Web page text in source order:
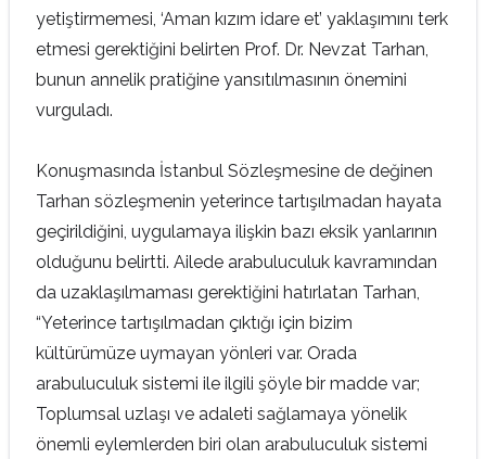
yetiştirmemesi, ‘Aman kızım idare et’ yaklaşımını terk
etmesi gerektiğini belirten Prof. Dr. Nevzat Tarhan,
bunun annelik pratiğine yansıtılmasının önemini
vurguladı.
Konuşmasında İstanbul Sözleşmesine de değinen
Tarhan sözleşmenin yeterince tartışılmadan hayata
geçirildiğini, uygulamaya ilişkin bazı eksik yanlarının
olduğunu belirtti. Ailede arabuluculuk kavramından
da uzaklaşılmaması gerektiğini hatırlatan Tarhan,
“Yeterince tartışılmadan çıktığı için bizim
kültürümüze uymayan yönleri var. Orada
arabuluculuk sistemi ile ilgili şöyle bir madde var;
Toplumsal uzlaşı ve adaleti sağlamaya yönelik
önemli eylemlerden biri olan arabuluculuk sistemi